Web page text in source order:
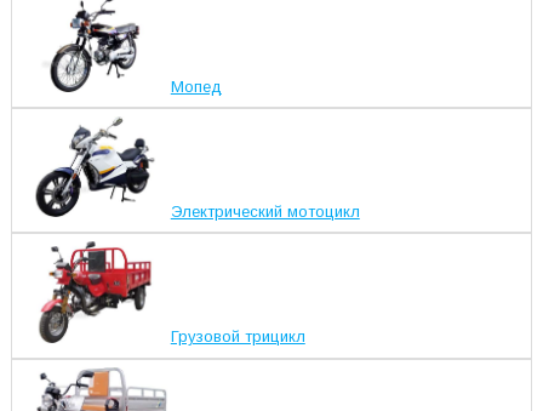
Мопед
Электрический мотоцикл
Грузовой трицикл